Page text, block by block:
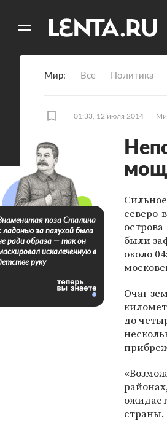
Мир Все Политика
01:33, 12 июля 2014
северо-
были
около
Очаг
до
страны.
поза Сталина
ладонью за пазухой была
ради образа — так он
искалеченную в
руку